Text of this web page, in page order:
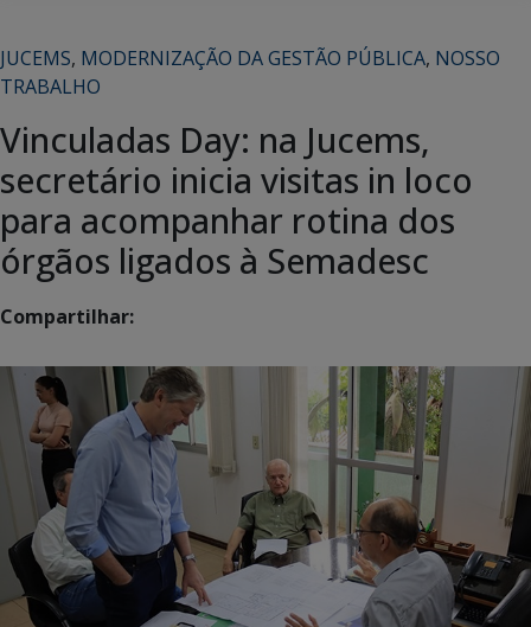
JUCEMS, MODERNIZAÇÃO DA GESTÃO PÚBLICA, NOSSO
TRABALHO
Vinculadas Day: na Jucems,
secretário inicia visitas in loco
para acompanhar rotina dos
órgãos ligados à Semadesc
Compartilhar: